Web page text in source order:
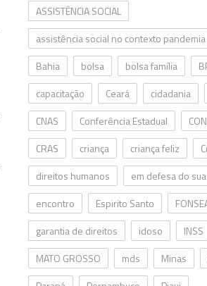
ASSISTÊNCIA SOCIAL
assistência social no contexto pandemia
Bahia
bolsa bolsa família
capacitação
Ceará cidadania
CNAS
Conferência Estadual
CRAS
criança criança feliz
direitos humanos
em defesa do
encontro
Espirito Santo
garantia de direitos
idoso
INSS
MATO GROSSO
mds Minas